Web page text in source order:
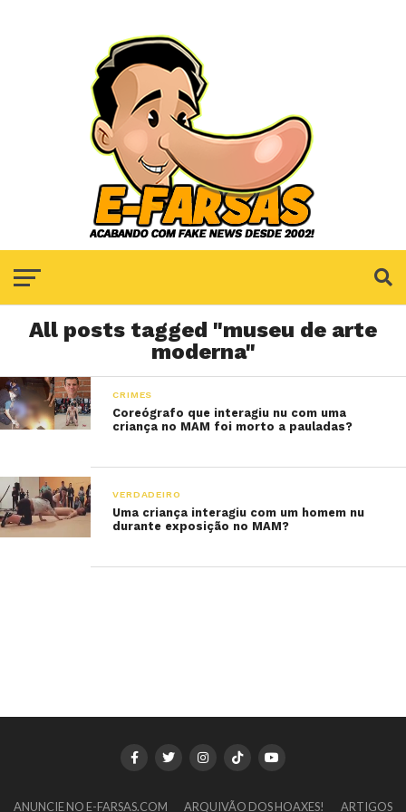
All posts tagged "museu de arte
moderna"
CRIMES
Coreógrafo que interagiu nu com uma
criança no MAM foi morto a pauladas?
VERDADEIRO
Uma criança interagiu com um homem nu
durante exposição no MAM?
ANUNCIE NO E-FARSAS.COM ARQUIVÃO DOS HOAXES! ARTIGOS